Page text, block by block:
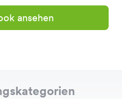
ansehen